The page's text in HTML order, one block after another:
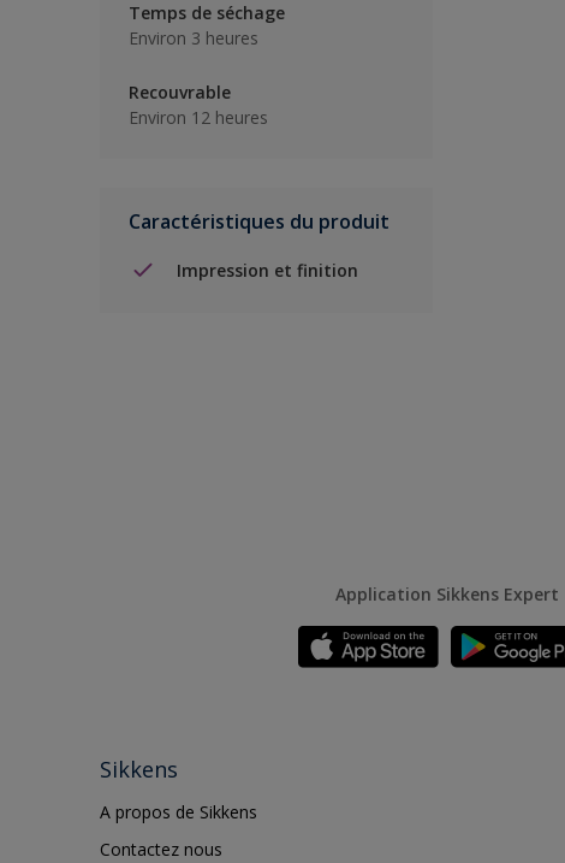
Temps de séchage
Environ 3 heures
Recouvrable
Environ 12 heures
Caractéristiques du produit
Impression et finition
Application Sikkens Expert
Sikkens
A propos de Sikkens
Contactez nous